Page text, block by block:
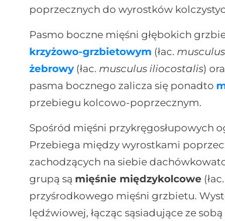
poprzecznych do wyrostków
Pasmo boczne mięśni głębokich
krzyżowo-grzbietowym (łac.
żebrowy (łac. musculus iliocostalis)
pasma bocznego zalicza się ponadto
przebiegu kolcowo-poprzecznym.
Spośród mięśni przykręgosłupowych
Przebiega między wyrostkami
zachodzących na siebie
grupą są mięśnie międzykolcowe (łac.
przyśrodkowego mięśni grzbietu.
lędźwiowej, łącząc sąsiadujące ze